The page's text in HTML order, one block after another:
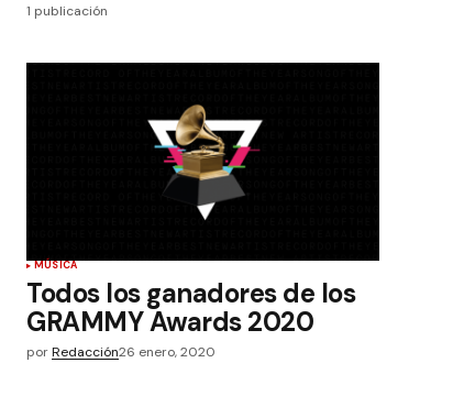
1 publicación
MÚSICA
Todos los ganadores de los
GRAMMY Awards 2020
porRedacción26 enero, 2020